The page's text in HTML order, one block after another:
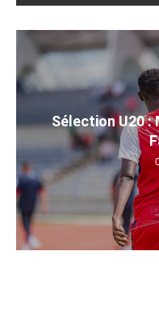
Sélection U20 :